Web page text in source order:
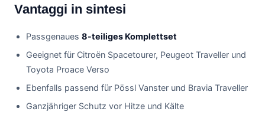
Vantaggi in sintesi
Passgenaues 8-teiliges Komplettset
Geeignet für Citroën Spacetourer, Peugeot Traveller und
Toyota Proace Verso
Ebenfalls passend für Pössl Vanster und Bravia Traveller
Ganzjähriger Schutz vor Hitze und Kälte